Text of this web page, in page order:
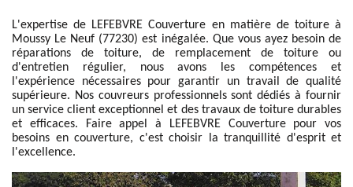
L'expertise de LEFEBVRE Couverture en matière de toiture à
Moussy Le Neuf (77230) est inégalée. Que vous ayez besoin de
réparations de toiture, de remplacement de toiture ou
d'entretien régulier, nous avons les compétences et
l'expérience nécessaires pour garantir un travail de qualité
supérieure. Nos couvreurs professionnels sont dédiés à fournir
un service client exceptionnel et des travaux de toiture durables
et efficaces. Faire appel à LEFEBVRE Couverture pour vos
besoins en couverture, c'est choisir la tranquillité d'esprit et
l'excellence.